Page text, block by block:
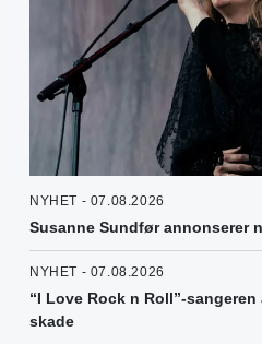
NYHET - 07.08.2026
Susanne Sundfør annonserer
NYHET - 07.08.2026
“I Love Rock n Roll”-
skade